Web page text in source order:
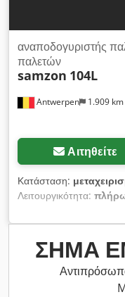
Antwerpen 1.909 km
αναποδογυριστής
παλετών
samzon 104L
Αιτηθείτε
Κατάσταση:
Λειτουργικότητα:
Samzon Pile Turner
παλετών που
στοιβών χαρτιού. Αυτή
έως 1200mm x
με τη βοήθεια
ΣΉΜΑ